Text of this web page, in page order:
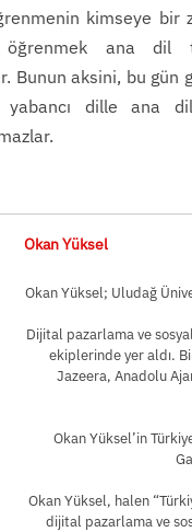
kimseye bir
ana dil
Bunun aksini, bu gün
dille ana
Okan Yüksel
Okan Yüksel; Uludağ
Dijital pazarlama ve
ekiplerinde yer aldı.
Jazeera, Anadolu
Okan Yüksel’in
Okan Yüksel, halen
dijital pazarlama ve